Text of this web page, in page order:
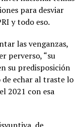
para desviar
y todo eso.
las venganzas,
perverso, “su
su predisposición
echar al traste lo
2021 con esa